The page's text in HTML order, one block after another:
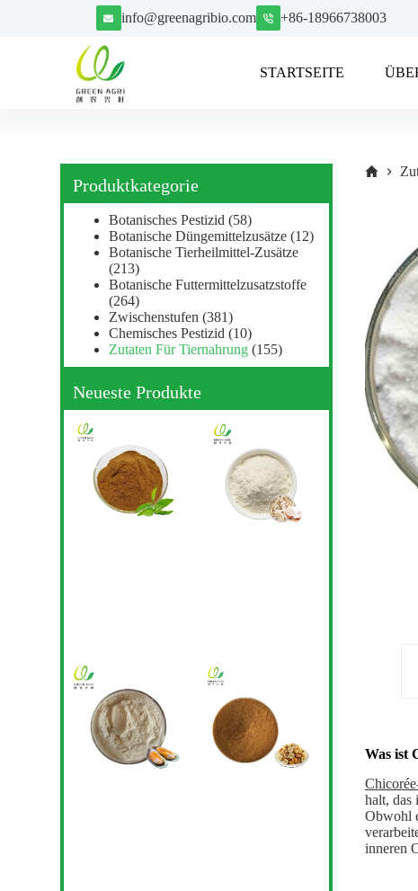
info@greenagribio.com +86-18966738003
STARTSEITE
Was ist
halt, das
Obwohl
inneren
Produktkategorie
Botanisches Pestizid (58)
Botanische Düngemittelzusätze (12)
Botanische Tierheilmittel-Zusätze
(213)
Botanische Futtermittelzusatzstoffe
(264)
Zwischenstufen (381)
Chemisches Pestizid (10)
Zutaten Für Tiernahrung (155)
Neueste Produkte